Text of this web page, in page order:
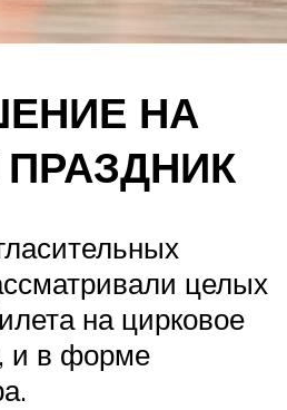
НА
целых
на цирковое
и в форме